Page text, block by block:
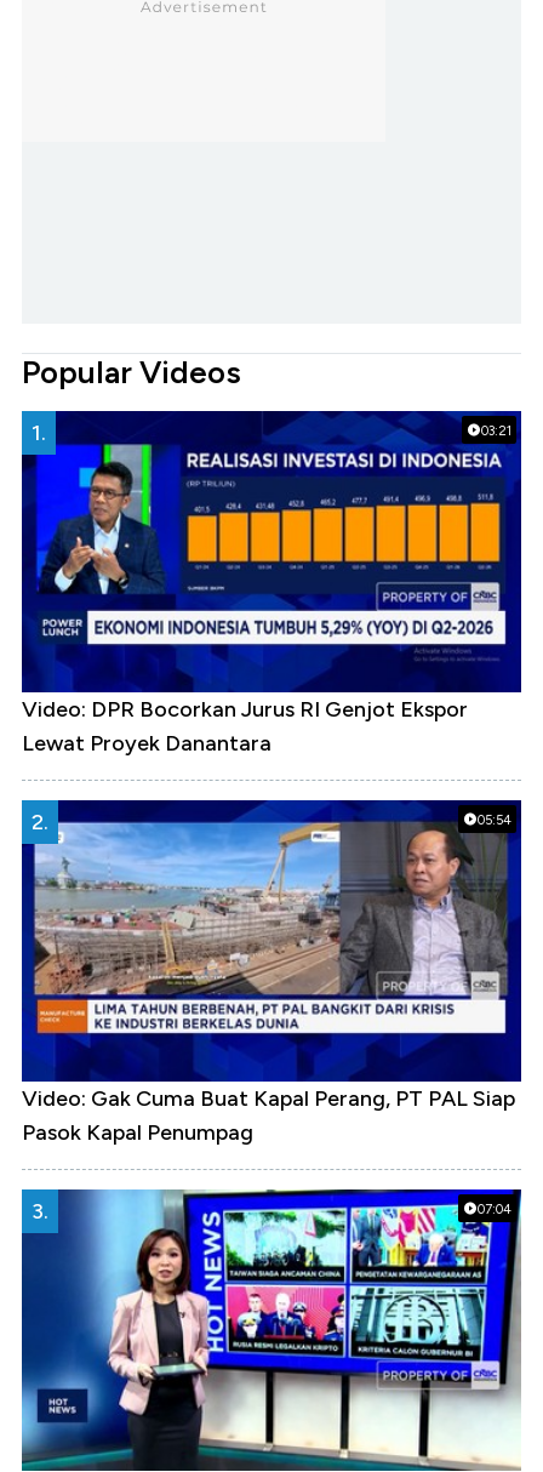
Popular Videos
03:21
1.
Video: DPR Bocorkan Jurus RI Genjot Ekspor
Lewat Proyek Danantara
05:54
2.
Video: Gak Cuma Buat Kapal Perang, PT PAL Siap
Pasok Kapal Penumpag
07:04
3.